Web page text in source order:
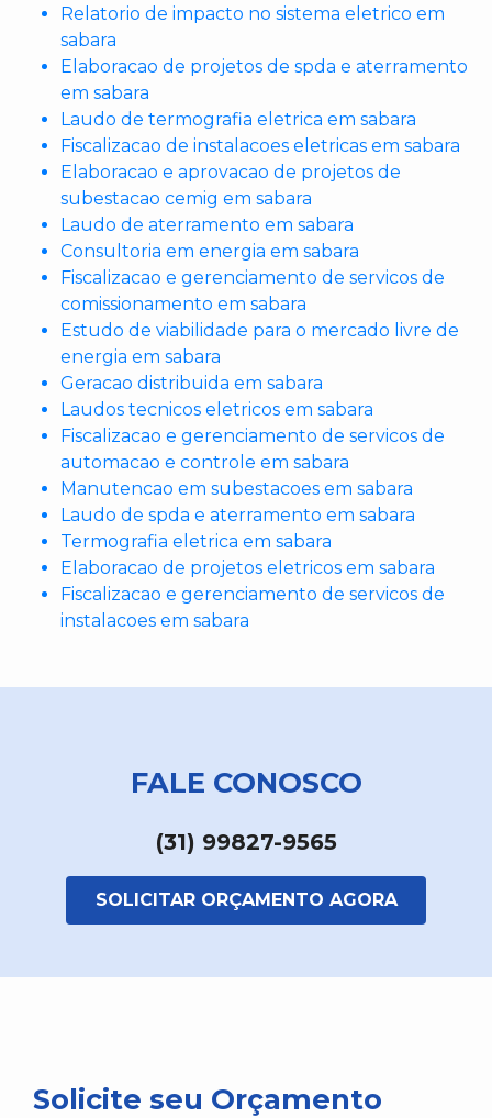
Relatorio de impacto no sistema eletrico em
sabara
Elaboracao de projetos de spda e aterramento
em sabara
Laudo de termografia eletrica em sabara
Fiscalizacao de instalacoes eletricas em sabara
Elaboracao e aprovacao de projetos de
subestacao cemig em sabara
Laudo de aterramento em sabara
Consultoria em energia em sabara
Fiscalizacao e gerenciamento de servicos de
comissionamento em sabara
Estudo de viabilidade para o mercado livre de
energia em sabara
Geracao distribuida em sabara
Laudos tecnicos eletricos em sabara
Fiscalizacao e gerenciamento de servicos de
automacao e controle em sabara
Manutencao em subestacoes em sabara
Laudo de spda e aterramento em sabara
Termografia eletrica em sabara
Elaboracao de projetos eletricos em sabara
Fiscalizacao e gerenciamento de servicos de
instalacoes em sabara
FALE CONOSCO
(31) 99827-9565
SOLICITAR ORÇAMENTO AGORA
Solicite seu Orçamento